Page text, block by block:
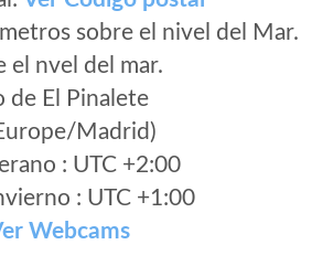
sobre el nivel del Mar.
el nvel del mar.
de El Pinalete
Madrid)
: UTC +2:00
: UTC +1:00
Webcams